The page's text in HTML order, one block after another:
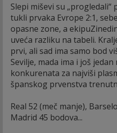
Slepi miševi su „progledali“
tukli prvaka Evrope 2:1,
opasne zone, a
uveća razliku na tabeli.
prvi, ali sad ima samo bod
Sevilje, mada ima i još jedan
konkurenata za najviši
španskog prvenstva
Real 52 (meč manje),
Madrid 45 bodova...